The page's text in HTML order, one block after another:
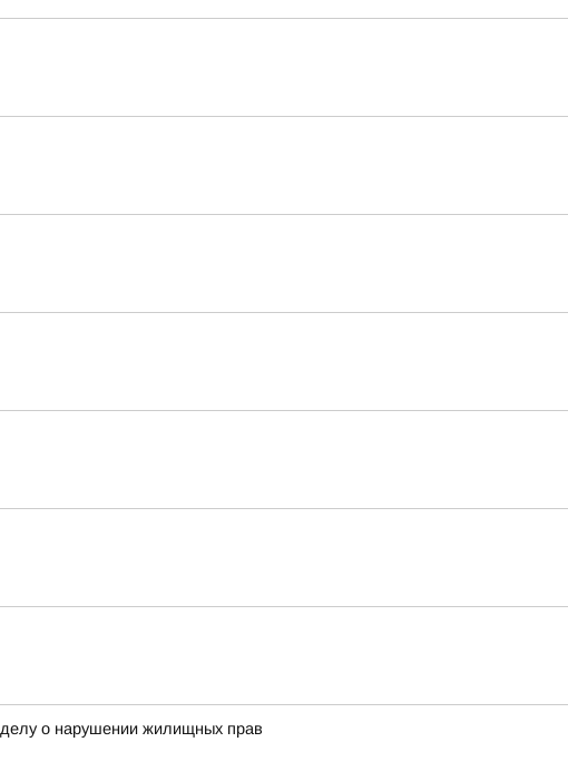
о нарушении жилищных прав